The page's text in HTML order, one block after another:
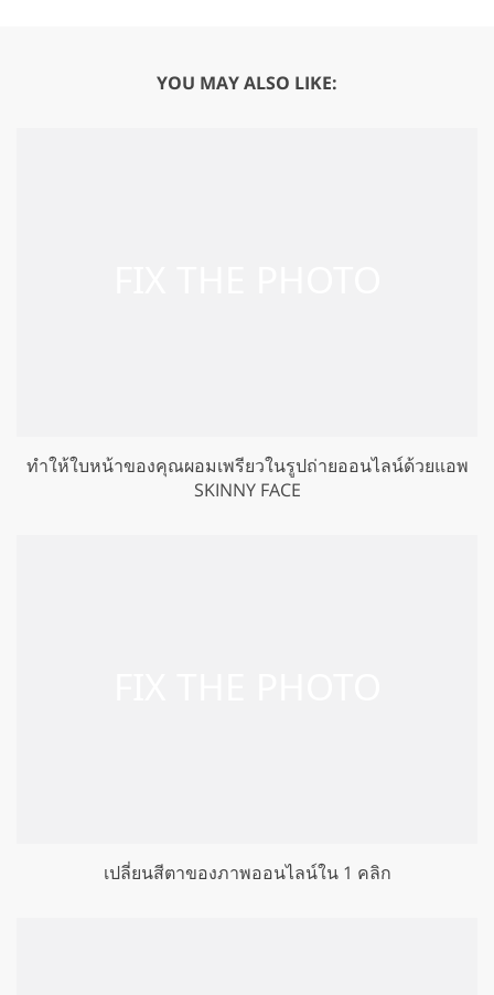
YOU MAY ALSO LIKE:
ทำให้ใบหน้าของคุณผอมเพรียวในรูปถ่ายออนไลน์ด้วยแอพ
SKINNY FACE
เปลี่ยนสีตาของภาพออนไลน์ใน 1 คลิก